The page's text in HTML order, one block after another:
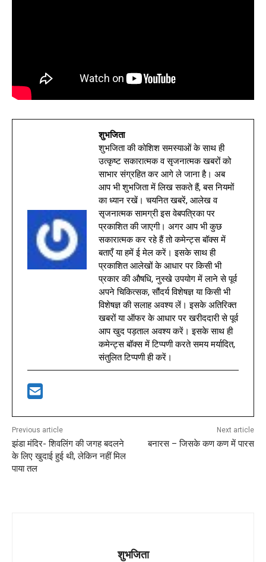
शुभजिता
शुभजिता की कोशिश समस्याओं के साथ ही
उत्कृष्ट सकारात्मक व सृजनात्मक खबरों को
साभार संग्रहित कर आगे ले जाना है। अब
आप भी शुभजिता में लिख सकते हैं, बस नियमों
का ध्यान रखें। चयनित खबरें, आलेख व
सृजनात्मक सामग्री इस वेबपत्रिका पर
प्रकाशित की जाएगी। अगर आप भी कुछ
सकारात्मक कर रहे हैं तो कमेन्ट्स बॉक्स में
बताएँ या हमें ई मेल करें। इसके साथ ही
प्रकाशित आलेखों के आधार पर किसी भी
प्रकार की औषधि, नुस्खे उपयोग में लाने से पूर्व
अपने चिकित्सक, सौंदर्य विशेषज्ञ या किसी भी
विशेषज्ञ की सलाह अवश्य लें। इसके अतिरिक्त
खबरों या ऑफर के आधार पर खरीददारी से पूर्व
आप खुद पड़ताल अवश्य करें। इसके साथ ही
कमेन्ट्स बॉक्स में टिप्पणी करते समय मर्यादित,
संतुलित टिप्पणी ही करें।
Previous article
झंडा मंदिर- शिवलिंग की जगह बदलने
के लिए खुदाई हुई थी, लेकिन नहीं मिल
पाया तल
Next article
बनारस – जिसके कण कण में पारस
शुभजिता